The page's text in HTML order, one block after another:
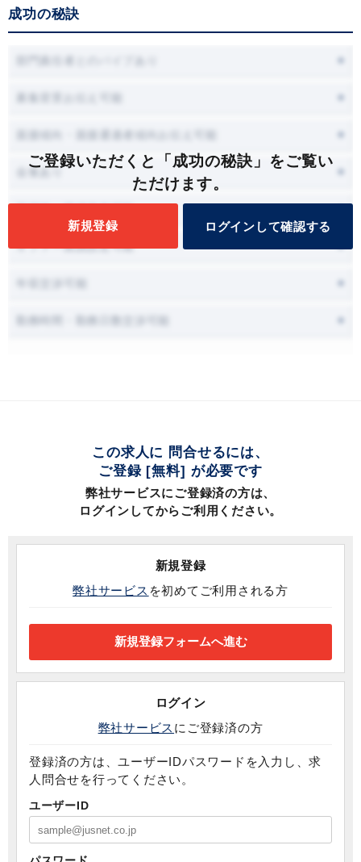
成功の秘訣
ご登録いただくと「成功の秘訣」をご覧い
ただけます。
新規登録 ログインして確認する
会食あり
オファー面談設定可能
この求人に 問合せるには、
ご登録 [無料] が必要です
弊社サービスにご登録済の方は、
ログインしてからご利用ください。
新規登録
弊社サービス を初めてご利用される方
ログイン
弊社サービス にご登録済の方
登録済の方は、ユーザーIDパスワードを入力し、求
人問合せを行ってください。
ユーザーID